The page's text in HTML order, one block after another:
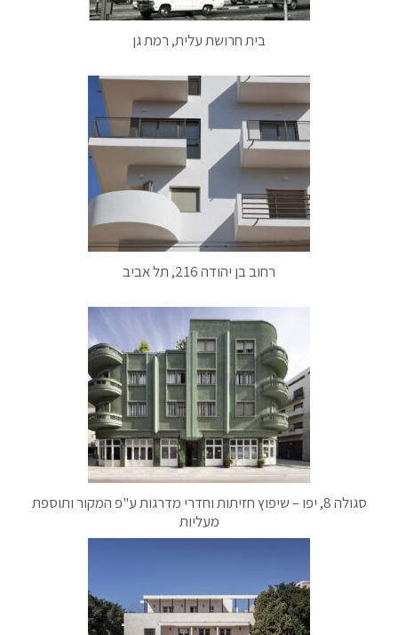
בית חרושת עלית, רמת גן
רחוב בן יהודה 216, תל אביב
סגולה 8, יפו – שיפוץ חזיתות וחדרי מדרגות ע"פ המקור ותוספת
מעליות